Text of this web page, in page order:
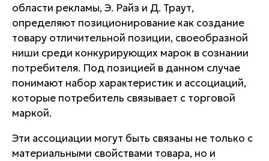
области рекламы, Э. Райз и Д. Траут,
определяют позиционирование как создание
товару отличительной позиции, своеобразной
ниши среди конкурирующих марок в сознании
потребителя. Под позицией в данном случае
понимают набор характеристик и ассоциаций,
которые потребитель связывает с торговой
маркой.
Эти ассоциации могут быть связаны не только с
материальными свойствами товара, но и